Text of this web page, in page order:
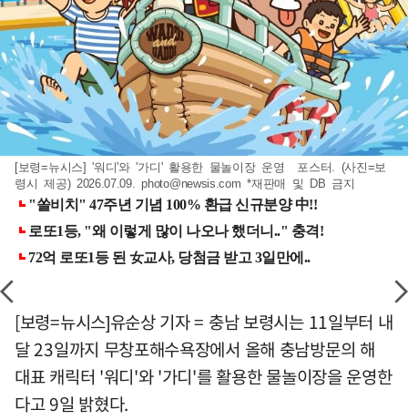
[보령=뉴시스] '워디'와 '가디' 활용한 물놀이장 운영 포스터. (사진=보
령시 제공) 2026.07.09.photo@newsis.com *재판매 및 DB 금지
[보령=뉴시스]유순상 기자 = 충남 보령시는 11일부터 내
달 23일까지 무창포해수욕장에서 올해 충남방문의 해
대표 캐릭터 '워디'와 '가디'를 활용한 물놀이장을 운영한
다고 9일 밝혔다.